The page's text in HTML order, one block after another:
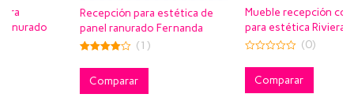
Recepción para estética de
panel ranurado Fernanda
(1)
Mueble recepción con vitrina
para estética Riviera
(0)